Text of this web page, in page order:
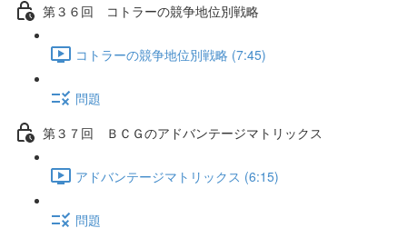
第３６回 コトラーの競争地位別戦略
コトラーの競争地位別戦略 (7:45)
問題
第３７回 ＢＣＧのアドバンテージマトリックス
アドバンテージマトリックス (6:15)
問題